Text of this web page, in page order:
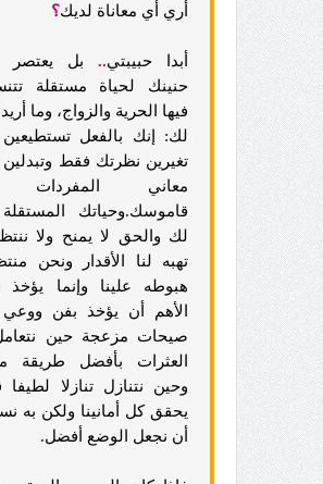
أري أي معاناة لديك؟
أبدا حبيبتي.. بل يعتصر
حنينك لحياة مستقلة
فيها الحرية والزواج، وما
لك: إنك بالفعل
تغيرين نظرتك فقط
معاني
قاموسك.وحياتك
لك والحق لا يمنح ولا
تهبه لنا الأقدار ونحن
هبوطه علينا وإنما يؤخذ
الأهم أن يؤخذ بفن
صيحات مزعجة حين
العثرات بأفضل طريقة
وحين نتنازل تنازلا لطيفا
يحقق كل أمانينا ولكن به
أن نجعل الوضع أفضل.